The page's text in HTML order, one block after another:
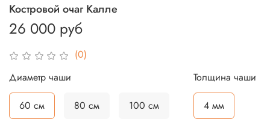
(0)
Костровой очаг Калле
26 000 руб
Диаметр чаши
60 см 80 см 100 см
Толщина чаши
4 мм